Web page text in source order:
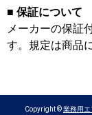
■ 保証について
メーカーの保証
す。規定は商品
Copyright ©業務用エ